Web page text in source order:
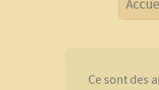
Ce sont des